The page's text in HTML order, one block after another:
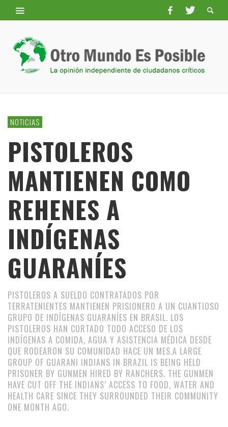
NOTICIAS
PISTOLEROS
MANTIENEN COMO
REHENES A
INDÍGENAS
GUARANÍES
PISTOLEROS A SUELDO CONTRATADOS POR
TERRATENIENTES MANTIENEN PRISIONERO A UN CUANTIOSO
GRUPO DE INDÍGENAS GUARANÍES EN BRASIL. LOS
PISTOLEROS HAN CORTADO TODO ACCESO DE LOS
INDÍGENAS A COMIDA, AGUA Y ASISTENCIA MÉDICA DESDE
QUE RODEARON SU COMUNIDAD HACE UN MES.A LARGE
GROUP OF GUARANI INDIANS IN BRAZIL IS BEING HELD
PRISONER BY GUNMEN HIRED BY RANCHERS. THE GUNMEN
HAVE CUT OFF THE INDIANS’ ACCESS TO FOOD, WATER AND
HEALTH CARE SINCE THEY SURROUNDED THEIR COMMUNITY
ONE MONTH AGO.